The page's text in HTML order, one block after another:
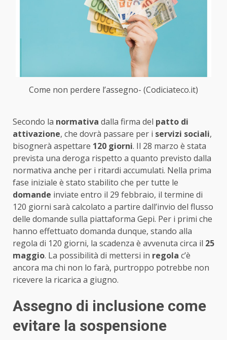
Come non perdere l’assegno- (Codiciateco.it)
Secondo la normativa dalla firma del patto di
attivazione, che dovrà passare per i servizi sociali,
bisognerà aspettare 120 giorni. Il 28 marzo è stata
prevista una deroga rispetto a quanto previsto dalla
normativa anche per i ritardi accumulati. Nella prima
fase iniziale è stato stabilito che per tutte le
domande inviate entro il 29 febbraio, il termine di
120 giorni sarà calcolato a partire dall’invio del flusso
delle domande sulla piattaforma Gepi. Per i primi che
hanno effettuato domanda dunque, stando alla
regola di 120 giorni, la scadenza è avvenuta circa il 25
maggio. La possibilità di mettersi in regola c’è
ancora ma chi non lo farà, purtroppo potrebbe non
ricevere la ricarica a giugno.
Assegno di inclusione come
evitare la sospensione